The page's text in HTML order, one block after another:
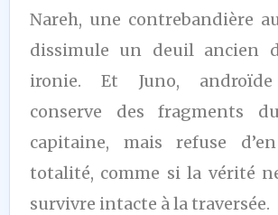
Nareh, une contrebandière
dissimule un deuil ancien
ironie. Et Juno, androïde
conserve des fragments
capitaine, mais refuse
totalité, comme si la vérité
survivre intacte à la traversée.